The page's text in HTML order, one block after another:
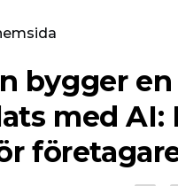
bygger en
med AI: